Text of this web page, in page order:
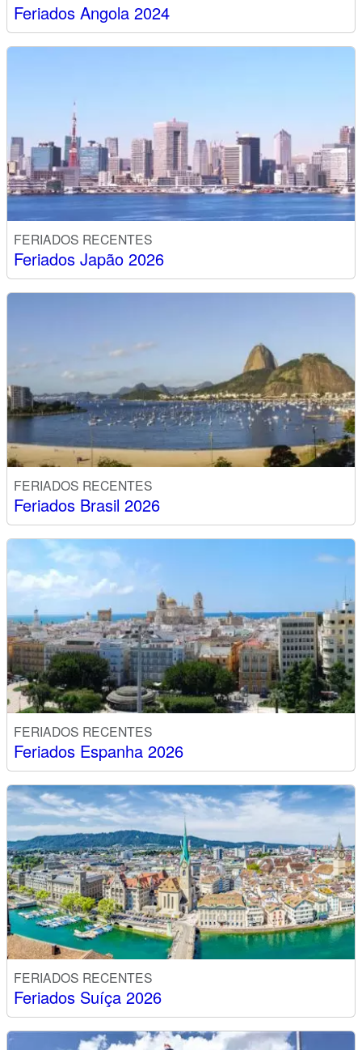
Feriados Angola 2024
FERIADOS RECENTES
Feriados Japão 2026
FERIADOS RECENTES
Feriados Brasil 2026
FERIADOS RECENTES
Feriados Espanha 2026
FERIADOS RECENTES
Feriados Suíça 2026